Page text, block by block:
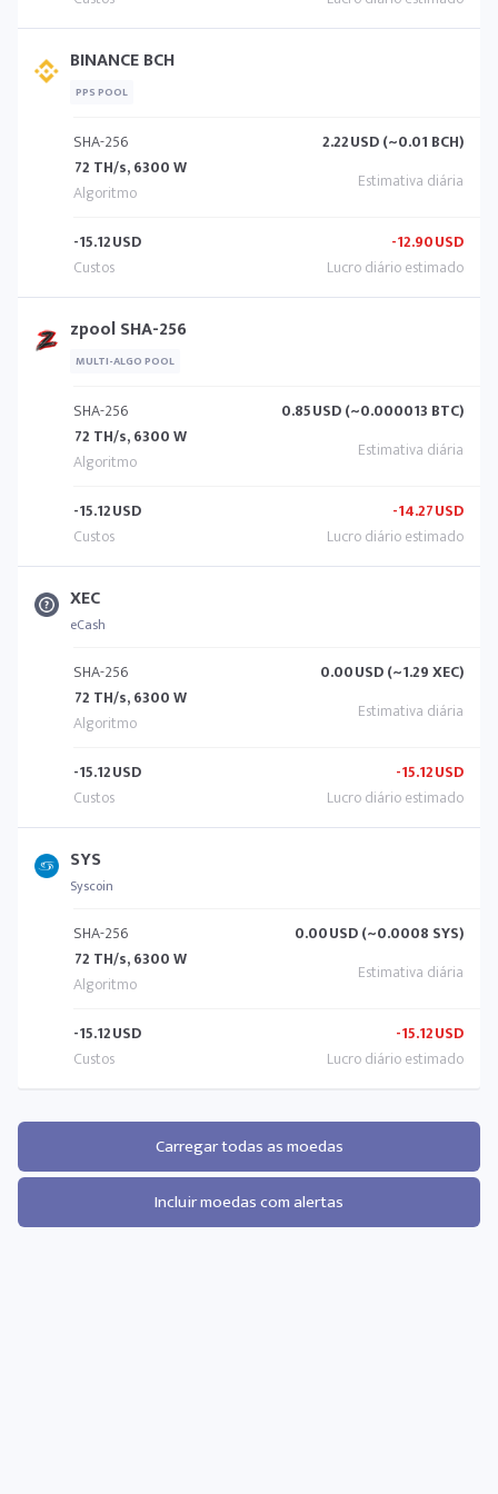
BINANCE BCH
PPS POOL
SHA-256
72 TH/s, 6300 W
2.22USD (~0.01 BCH)
-15.12USD -12.90USD
zpool SHA-256
MULTI-ALGO POOL
SHA-256
72 TH/s, 6300 W
0.85USD (~0.000013 BTC)
-15.12USD -14.27USD
XEC
eCash
SHA-256
72 TH/s, 6300 W
0.00USD (~1.29 XEC)
-15.12USD -15.12USD
SYS
Syscoin
SHA-256
72 TH/s, 6300 W
0.00USD (~0.0008 SYS)
-15.12USD -15.12USD
Carregar todas as moedas
Incluir moedas com alertas